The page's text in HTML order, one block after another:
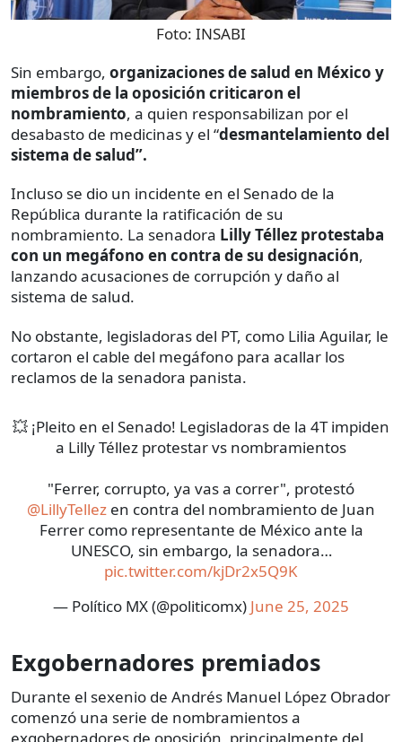
Foto: INSABI
Sin embargo, organizaciones de salud en México y
miembros de la oposición criticaron el
nombramiento, a quien responsabilizan por el
desabasto de medicinas y el “desmantelamiento del
sistema de salud”.
Incluso se dio un incidente en el Senado de la
República durante la ratificación de su
nombramiento. La senadora Lilly Téllez protestaba
con un megáfono en contra de su designación,
lanzando acusaciones de corrupción y daño al
sistema de salud.
No obstante, legisladoras del PT, como Lilia Aguilar, le
cortaron el cable del megáfono para acallar los
reclamos de la senadora panista.
💥 ¡Pleito en el Senado! Legisladoras de la 4T impiden
a Lilly Téllez protestar vs nombramientos
"Ferrer, corrupto, ya vas a correr", protestó
@LillyTellez en contra del nombramiento de Juan
Ferrer como representante de México ante la
UNESCO, sin embargo, la senadora…
pic.twitter.com/kjDr2x5Q9K
— Político MX (@politicomx) June 25, 2025
Exgobernadores premiados
Durante el sexenio de Andrés Manuel López Obrador
comenzó una serie de nombramientos a